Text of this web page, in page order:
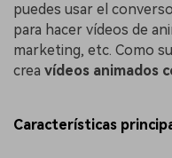
puedes usar el
para hacer vídeos de
marketing, etc. Como
crea vídeos animados
Características